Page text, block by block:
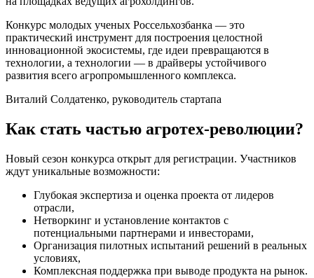
Конкурс молодых ученых Россельхозбанка — это
практический инструмент для построения целостной
инновационной экосистемы, где идеи превращаются в
технологии, а технологии — в драйверы устойчивого
развития всего агропромышленного комплекса.
Виталий Солдатенко, руководитель стартапа
Как стать частью агротех-революции?
Новый сезон конкурса открыт для регистрации. Участников
ждут уникальные возможности:
Глубокая экспертиза и оценка проекта от лидеров
отрасли,
Нетворкинг и установление контактов с
потенциальными партнерами и инвесторами,
Организация пилотных испытаний решений в реальных
условиях,
Комплексная поддержка при выводе продукта на рынок.